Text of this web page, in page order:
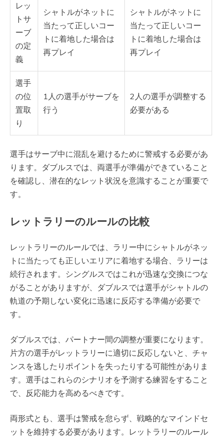
レッ
トサ
ーブ
の定
義
シャトルがネットに
当たって正しいコー
トに着地した場合は
再プレイ
シャトルがネットに
当たって正しいコー
トに着地した場合は
再プレイ
選手
の位
置取
り
1人の選手がサーブを
行う
2人の選手が調整する
必要がある
選手はサーブ中に混乱を避けるために警戒する必要があ
ります。ダブルスでは、両選手が準備ができていること
を確認し、潜在的なレット状況を意識することが重要で
す。
レットラリーのルールの比較
レットラリーのルールでは、ラリー中にシャトルがネッ
トに当たっても正しいエリアに着地する場合、ラリーは
続行されます。シングルスではこれが迅速な交換につな
がることがありますが、ダブルスでは選手がシャトルの
軌道の予期しない変化に迅速に反応する準備が必要で
す。
ダブルスでは、パートナー間の調整が重要になります。
片方の選手がレットラリーに適切に反応しないと、チャ
ンスを逃したりポイントを失ったりする可能性がありま
す。選手はこれらのシナリオを予測する練習をすること
で、反応能力を高めるべきです。
両形式とも、選手は警戒を怠らず、戦略的なマインドセ
ットを維持する必要があります。レットラリーのルール